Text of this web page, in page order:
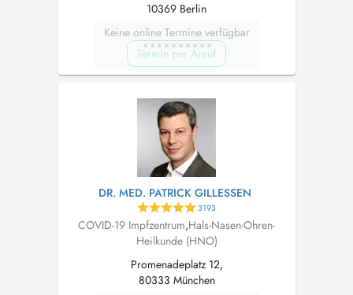
10369 Berlin
Keine online Termine verfügbar
Termin per Anruf
DR. MED. PATRICK GILLESSEN
3193
COVID-19 Impfzentrum,Hals-Nasen-Ohren-
Heilkunde (HNO)
Promenadeplatz 12,
80333 München